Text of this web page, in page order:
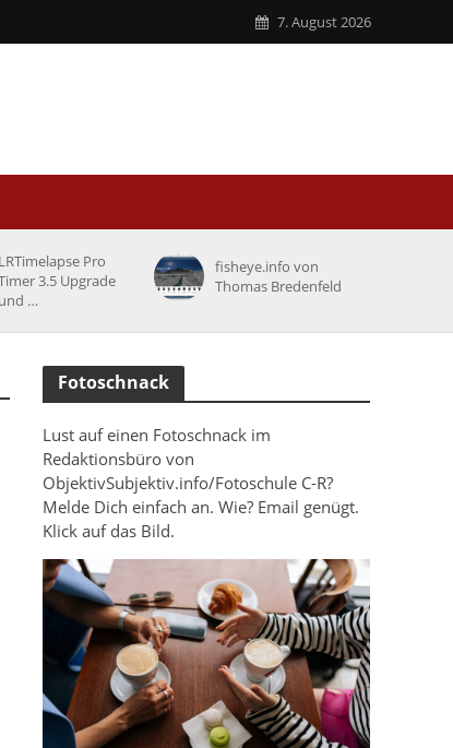
7. August 2026
LRTimelapse Pro
3.5 Upgrade
und …
fisheye.info von
Thomas Bredenfeld
Fotoschnack
Lust auf einen Fotoschnack im
Redaktionsbüro von
ObjektivSubjektiv.info/Fotoschule C-R?
Melde Dich einfach an. Wie? Email genügt.
Klick auf das Bild.